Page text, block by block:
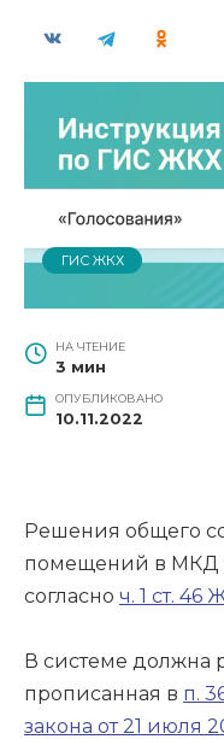
ГИС ЖКХ
НА ЧТЕНИЕ
3 мин
ОПУБЛИКОВАНО
10.11.2022
Решения общего
помещений в МКД
согласно ч. 1 ст. 46
В системе должна
прописанная в п.
закона от 21 июля